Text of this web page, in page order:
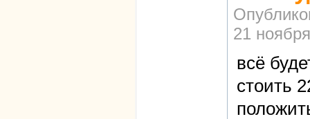
21
всё
стоить